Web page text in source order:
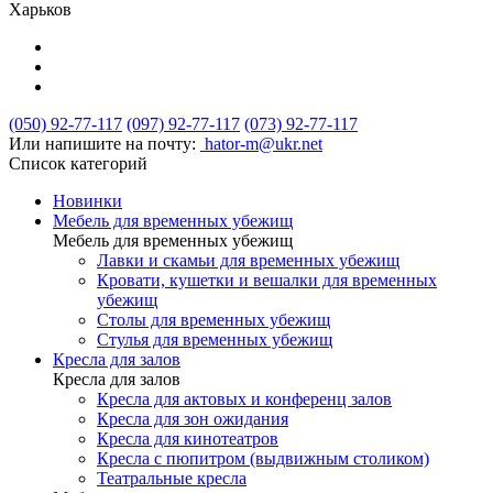
Харьков
(050) 92-77-117 (097) 92-77-117 (073) 92-77-117
Или напишите на почту: hator-m@ukr.net
Список категорий
Новинки
Мебель для временных убежищ
Мебель для временных убежищ
Лавки и скамьи для временных убежищ
Кровати, кушетки и вешалки для временных
убежищ
Столы для временных убежищ
Стулья для временных убежищ
Кресла для залов
Кресла для залов
Кресла для актовых и конференц залов
Кресла для зон ожидания
Кресла для кинотеатров
Кресла с пюпитром (выдвижным столиком)
Театральные кресла